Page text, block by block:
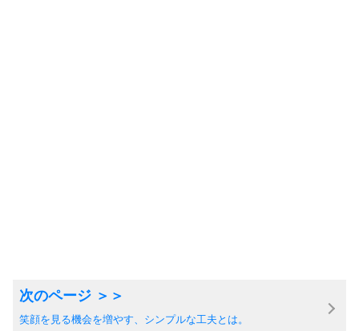
笑顔を見る機会を増やす、シンプルな工夫とは。